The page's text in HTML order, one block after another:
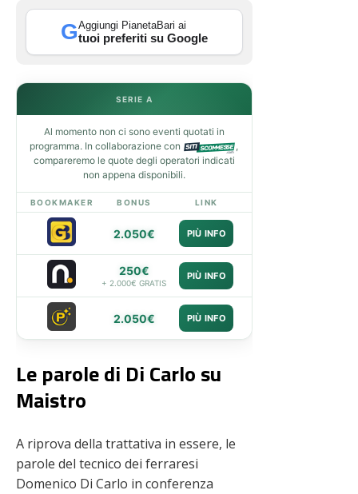
GAggiungi PianetaBari ai
tuoi preferiti su Google
SERIE A
Al momento non ci sono eventi quotati in
programma. In collaborazione con
,
compareremo le quote degli operatori indicati
non appena disponibili.
BOOKMAKER BONUS LINK
2.050€ PIÙ INFO
250€
+ 2.000€ GRATIS
PIÙ INFO
2.050€ PIÙ INFO
Le parole di Di Carlo su
Maistro
A riprova della trattativa in essere, le
parole del tecnico dei ferraresi
Domenico Di Carlo in conferenza